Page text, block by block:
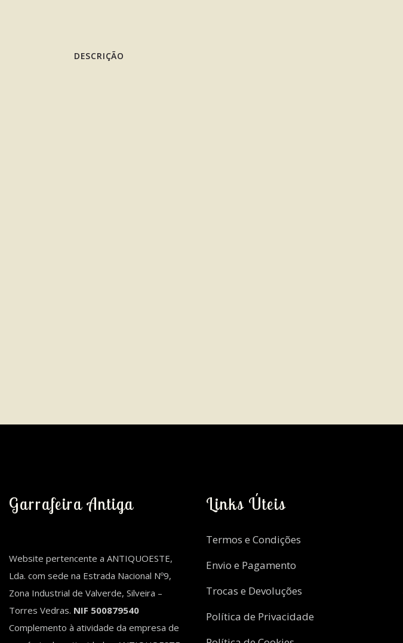
DESCRIÇÃO
Garrafeira Antiga
Website pertencente a ANTIQUOESTE,
Lda. com sede na Estrada Nacional Nº9,
Zona Industrial de Valverde, Silveira –
Torres Vedras. NIF 500879540
Complemento à atividade da empresa de
Links Úteis
Termos e Condições
Envio e Pagamento
Trocas e Devoluções
Política de Privacidade